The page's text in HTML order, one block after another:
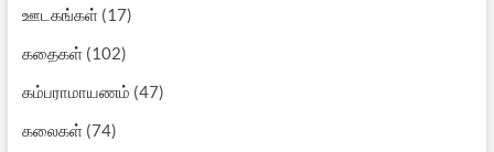
ஊடகங்கள்(17)
கதைகள்(102)
கம்பராமாயணம் (47)
கலைகள்(74)